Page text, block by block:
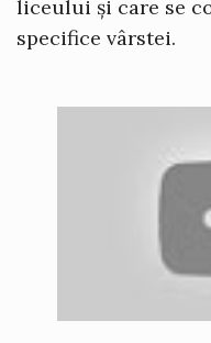
liceului și care se
specifice vârstei.